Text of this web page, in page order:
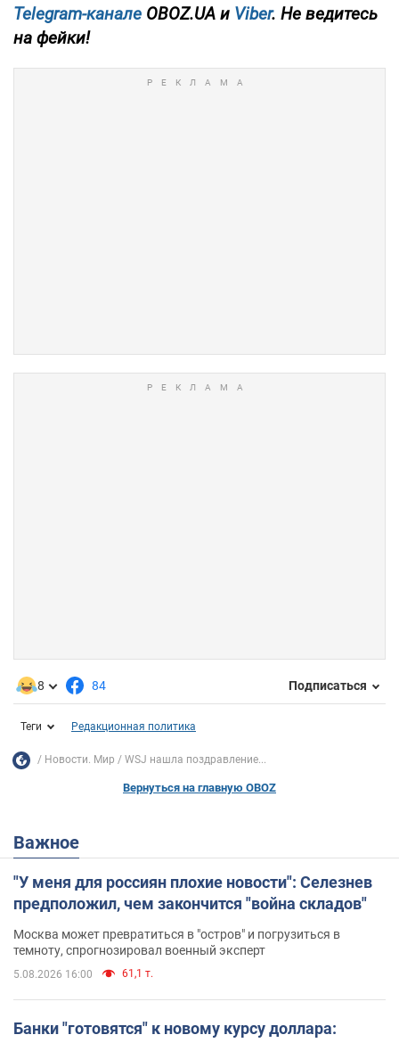
Telegram-канале OBOZ.UA и Viber. Не ведитесь
на фейки!
8 84 Подписаться
Теги Редакционная политика
Новости. Мир WSJ нашла поздравление...
Вернуться на главную OBOZ
Важное
"У меня для россиян плохие новости": Селезнев
предположил, чем закончится "война складов"
Москва может превратиться в "остров" и погрузиться в
темноту, спрогнозировал военный эксперт
5.08.2026 16:00 61,1 т.
Банки "готовятся" к новому курсу доллара: